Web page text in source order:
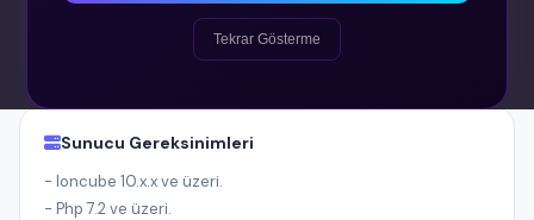
Tekrar Gösterme
Demo Admin
Sunucu Gereksinimleri
- Ioncube 10.x.x ve üzeri.
- Php 7.2 ve üzeri.